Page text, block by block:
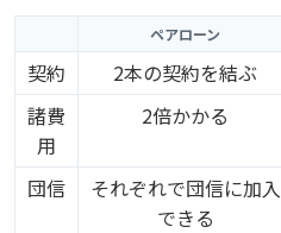
ペアローン
契約 2本の契約を結ぶ
諸費
用
2倍かかる
団信
それぞれで団信に加入
できる